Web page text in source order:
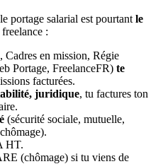
portage salarial est pourtant le
:
en mission, Régie
Portage, FreelanceFR) te
facturées.
juridique, tu factures ton
(sécurité sociale, mutuelle,
HT.
(chômage) si tu viens de